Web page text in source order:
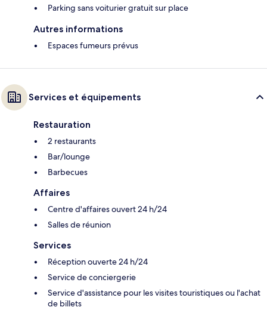
Parking sans voiturier gratuit sur place
Autres informations
Espaces fumeurs prévus
Services et équipements
Restauration
2 restaurants
Bar/lounge
Barbecues
Affaires
Centre d'affaires ouvert 24 h/24
Salles de réunion
Services
Réception ouverte 24 h/24
Service de conciergerie
Service d'assistance pour les visites touristiques ou l'achat
de billets